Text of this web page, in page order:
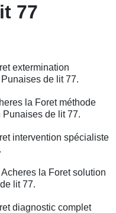
77
extermination
de lit 77.
la Foret méthode
de lit 77.
intervention spécialiste
la Foret solution
lit 77.
diagnostic complet